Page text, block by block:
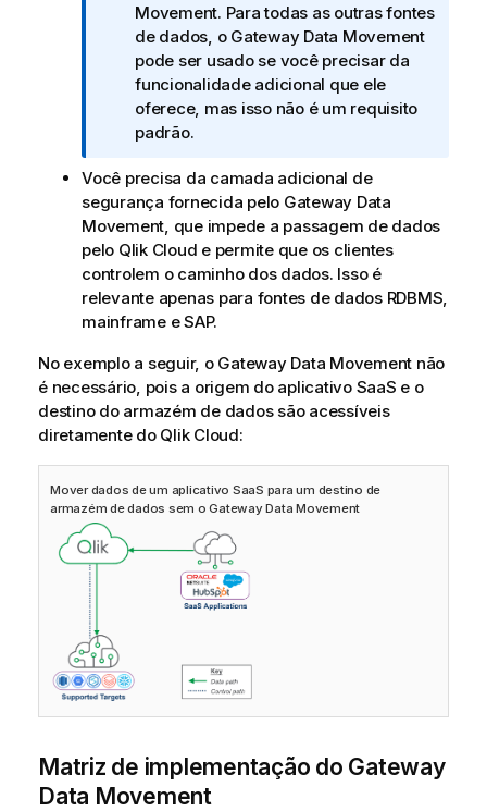
i
n
f
o
r
m
t
i
v
a
Movement. Para todas as outras fontes
de dados, o Gateway Data Movement
pode ser usado se você precisar da
funcionalidade adicional que ele
oferece, mas isso não é um requisito
padrão.
Você precisa da camada adicional de
segurança fornecida pelo Gateway Data
Movement , que impede a passagem de dados
pelo Qlik Cloud e permite que os clientes
controlem o caminho dos dados. Isso é
relevante apenas para fontes de dados RDBMS,
mainframe e SAP.
No exemplo a seguir, o Gateway Data Movement não
é necessário, pois a origem do aplicativo SaaS e o
destino do armazém de dados são acessíveis
diretamente do Qlik Cloud:
Mover dados de um aplicativo SaaS para um destino de
armazém de dados sem oGateway Data Movement
Matriz de implementação do Gateway
Data Movement